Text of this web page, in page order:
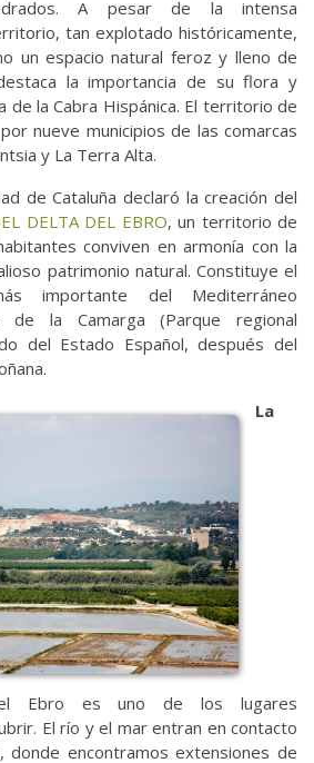
A pesar de la intensa
tan explotado históricamente,
un espacio natural feroz y lleno de
la importancia de su flora y
de la Cabra Hispánica. El territorio de
nueve municipios de las comarcas
y La Terra Alta.
de Cataluña declaró la creación del
DELTA DEL EBRO, un territorio de
conviven en armonía con la
patrimonio natural. Constituye el
importante del Mediterráneo
de la Camarga (Parque regional
del Estado Español, después del
La
Ebro es uno de los lugares
El río y el mar entran en contacto
donde encontramos extensiones de